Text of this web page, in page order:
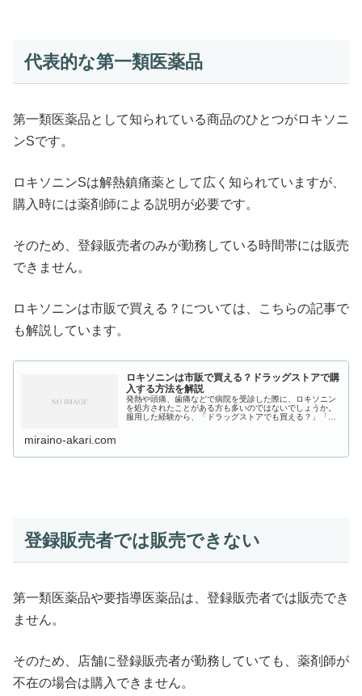
代表的な第一類医薬品
第一類医薬品として知られている商品のひとつがロキソニ
ンSです。
ロキソニンSは解熱鎮痛薬として広く知られていますが、
購入時には薬剤師による説明が必要です。
そのため、登録販売者のみが勤務している時間帯には販売
できません。
ロキソニンは市販で買える？については、こちらの記事で
も解説しています。
ロキソニンは市販で買える？ドラッグストアで購
入する方法を解説
発熱や頭痛、歯痛などで病院を受診した際に、ロキソニン
を処方されたことがある方も多いのではないでしょうか。
服用した経験から、「ドラッグストアでも買える？」「病
miraino-akari.com
登録販売者では販売できない
第一類医薬品や要指導医薬品は、登録販売者では販売でき
ません。
そのため、店舗に登録販売者が勤務していても、薬剤師が
不在の場合は購入できません。